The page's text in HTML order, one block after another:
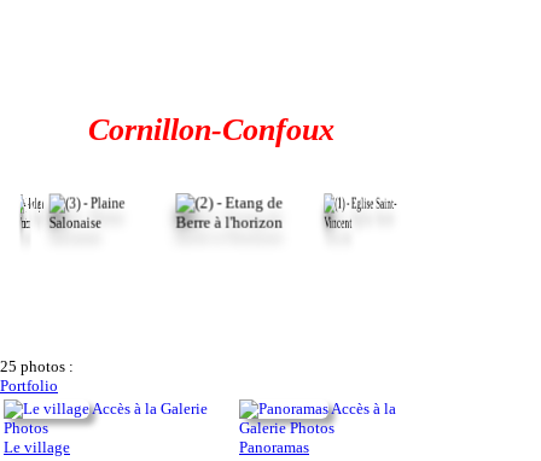
Cornillon-Confoux
25 photos :
Portfolio
Accès à la Galerie
Photos
Le village
Accès à la
Galerie Photos
Panoramas